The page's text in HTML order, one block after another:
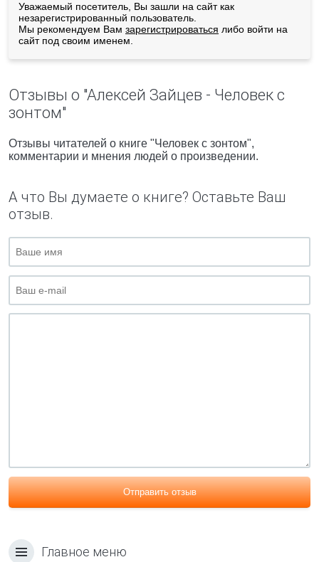
Уважаемый посетитель, Вы зашли на сайт как
незарегистрированный пользователь.
Мы рекомендуем Вам зарегистрироваться либо войти на
сайт под своим именем.
Отзывы о "Алексей Зайцев - Человек с
зонтом"
Отзывы читателей о книге "Человек с зонтом",
комментарии и мнения людей о произведении.
А что Вы думаете о книге? Оставьте Ваш
отзыв.
Отправить отзыв
Главное меню